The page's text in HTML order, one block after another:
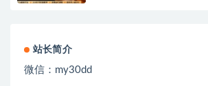
站长简介
微信： my30dd